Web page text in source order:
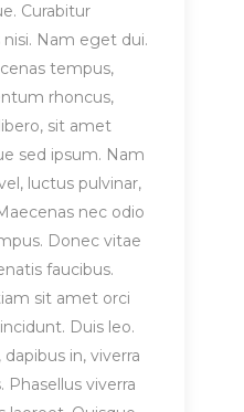
Curabitur
Nam eget dui.
tempus,
rhoncus,
sit amet
sed ipsum. Nam
luctus pulvinar,
nec odio
Donec vitae
faucibus.
sit amet orci
Duis leo.
in, viverra
Phasellus viverra